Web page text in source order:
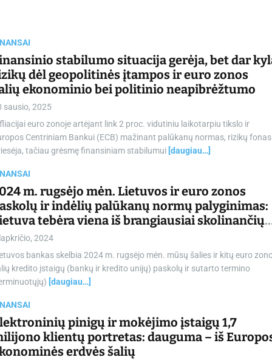
stabilumo situacija gerėja, bet dar
dėl geopolitinės įtampos ir euro zonos
ekonominio bei politinio neapibrėžtumo
sausio, 2025
euro zonoje artėjant link 2 proc. vidutiniu laikotarpiu tikslo ir
Centriniam Bankui (ECB) mažinant palūkanų normas, rizikų fonas
tačiau grėsmę finansiniam stabilumui [daugiau…]
m. rugsėjo mėn. Lietuvos ir euro zonos
ir indėlių palūkanų normų palyginimas:
tebėra viena iš brangiausiai skolinančių
zonos šalių
2024
bankas skelbia 2024 m. rugsėjo mėn. mūsų šalies ir kitų euro
kredito įstaigų (bankų ir kredito unijų) paskolų ir sutarto termino
[daugiau…]
pinigų ir mokėjimo įstaigų 1,7
klientų portretas: dauguma – iš
erdvės šalių